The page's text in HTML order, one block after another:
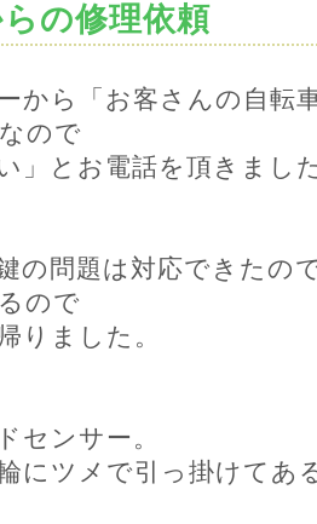
の修理依頼
から「お客さんの自転
ので
」とお電話を頂きまし
の問題は対応できたの
ので
りました。
センサー。
にツメで引っ掛けてあ